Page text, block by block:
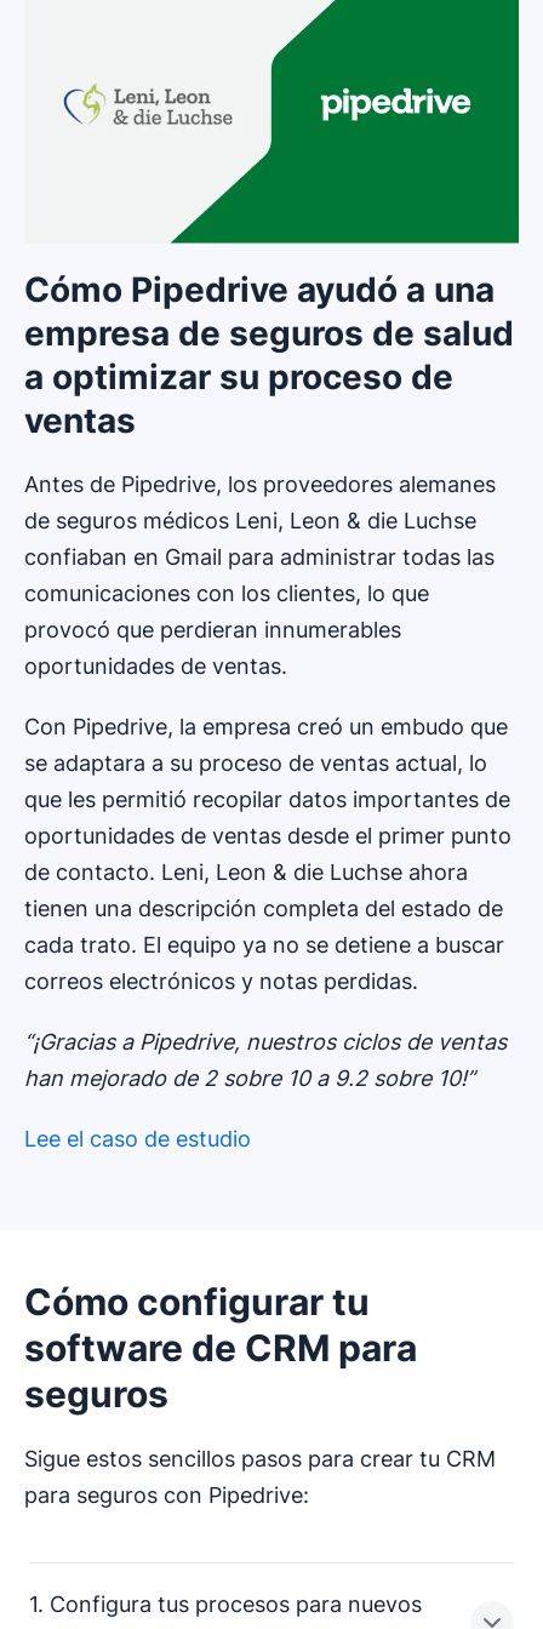
Cómo Pipedrive ayudó a una
empresa de seguros de salud
a optimizar su proceso de
ventas
Antes de Pipedrive, los proveedores alemanes
de seguros médicos Leni, Leon & die Luchse
confiaban en Gmail para administrar todas las
comunicaciones con los clientes, lo que
provocó que perdieran innumerables
oportunidades de ventas.
Con Pipedrive, la empresa creó un embudo que
se adaptara a su proceso de ventas actual, lo
que les permitió recopilar datos importantes de
oportunidades de ventas desde el primer punto
de contacto. Leni, Leon & die Luchse ahora
tienen una descripción completa del estado de
cada trato. El equipo ya no se detiene a buscar
correos electrónicos y notas perdidas.
“¡Gracias a Pipedrive, nuestros ciclos de ventas
han mejorado de 2 sobre 10 a 9.2 sobre 10!”
Lee el caso de estudio
Cómo configurar tu
software de CRM para
seguros
Sigue estos sencillos pasos para crear tu CRM
para seguros con Pipedrive:
1. Configura tus procesos para nuevos